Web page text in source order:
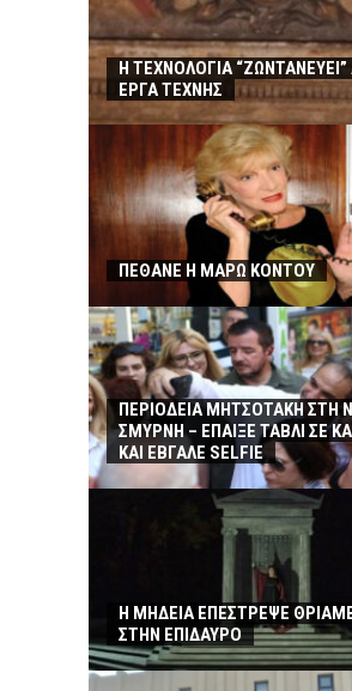
Η ΤΕΧΝΟΛΟΓΙΑ “ΖΩΝΤΑΝΕΥΕΙ”
ΕΡΓΑ ΤΕΧΝΗΣ
ΠΕΘΑΝΕ Η ΜΑΡΩ ΚΟΝΤΟΥ
ΠΕΡΙΟΔΕΙΑ ΜΗΤΣΟΤΑΚΗ ΣΤΗ
ΣΜΥΡΝΗ – ΕΠΑΙΞΕ ΤΑΒΛΙ ΣΕ
ΚΑΙ ΕΒΓΑΛΕ SELFIE
Η ΜΗΔΕΙΑ ΕΠΕΣΤΡΕΨΕ
ΣΤΗΝ ΕΠΙΔΑΥΡΟ